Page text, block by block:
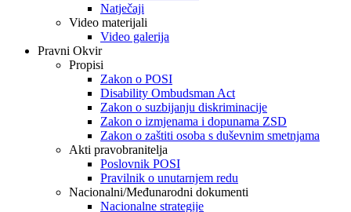
Natječaji
Video materijali
Video galerija
Pravni Okvir
Propisi
Zakon o POSI
Disability Ombudsman Act
Zakon o suzbijanju diskriminacije
Zakon o izmjenama i dopunama ZSD
Zakon o zaštiti osoba s duševnim smetnjama
Akti pravobranitelja
Poslovnik POSI
Pravilnik o unutarnjem redu
Nacionalni/Međunarodni dokumenti
Nacionalne strategije